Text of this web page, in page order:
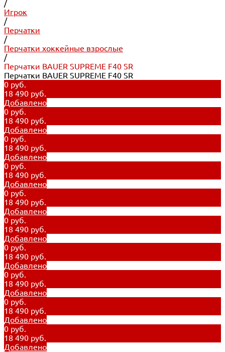
/
Игрок
/
Перчатки
/
Перчатки хоккейные взрослые
/
Перчатки BAUER SUPREME F40 SR
Перчатки BAUER SUPREME F40 SR
0 руб.
18 490 руб.
Добавлено
0 руб.
18 490 руб.
Добавлено
0 руб.
18 490 руб.
Добавлено
0 руб.
18 490 руб.
Добавлено
0 руб.
18 490 руб.
Добавлено
0 руб.
18 490 руб.
Добавлено
0 руб.
18 490 руб.
Добавлено
0 руб.
18 490 руб.
Добавлено
0 руб.
18 490 руб.
Добавлено
0 руб.
18 490 руб.
Добавлено